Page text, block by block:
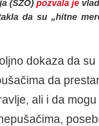
(SZO) pozvala je
da su „hitne
dokaza da
da
ali i da